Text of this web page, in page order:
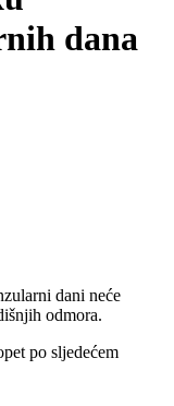
dana
dani neće
odmora.
po sljedećem